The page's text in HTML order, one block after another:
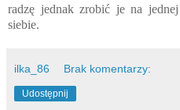
radzę jednak zrobić je na
siebie.
ilka_86 Brak komentarzy:
Udostępnij